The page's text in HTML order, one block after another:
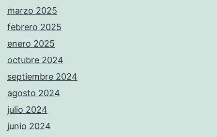
marzo 2025
febrero 2025
enero 2025
octubre 2024
septiembre 2024
agosto 2024
julio 2024
junio 2024